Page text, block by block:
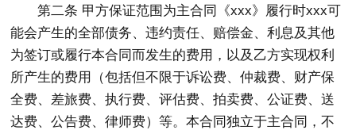
第二条 甲方保证范围为主合同《xxx》履行时xxx可
能会产生的全部债务、违约责任、赔偿金、利息及其他
为签订或履行本合同而发生的费用，以及乙方实现权利
所产生的费用（包括但不限于诉讼费、仲裁费、财产保
全费、差旅费、执行费、评估费、拍卖费、公证费、送
达费、公告费、律师费）等。本合同独立于主合同，不